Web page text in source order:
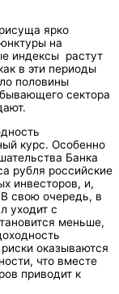
ярко
на
индексы растут
в эти периоды
половины
сектора
курс. Особенно
Банка
рубля российские
инвесторов, и,
свою очередь, в
уходит с
меньше,
оказываются
что вместе
приводит к